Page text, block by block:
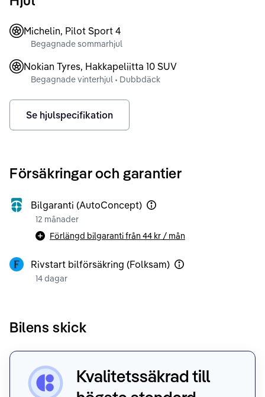
Michelin, Pilot Sport 4
Begagnade sommarhjul
Nokian Tyres, Hakkapeliitta 10 SUV
Begagnade vinterhjul • Dubbdäck
Se hjulspecifikation
Försäkringar och garantier
Bilgaranti (AutoConcept)
12 månader
Förlängd bilgaranti från 44 kr / mån
Rivstart bilförsäkring (Folksam)
14 dagar
Bilens skick
Kvalitetssäkrad till